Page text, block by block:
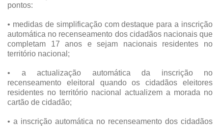
pontos:
• medidas de simplificação com destaque para a inscrição
automática no recenseamento dos cidadãos nacionais que
completam 17 anos e sejam nacionais residentes no
território nacional;
• a actualização automática da inscrição no
recenseamento eleitoral quando os cidadãos eleitores
residentes no território nacional actualizem a morada no
cartão de cidadão;
• a inscrição automática no recenseamento dos cidadãos